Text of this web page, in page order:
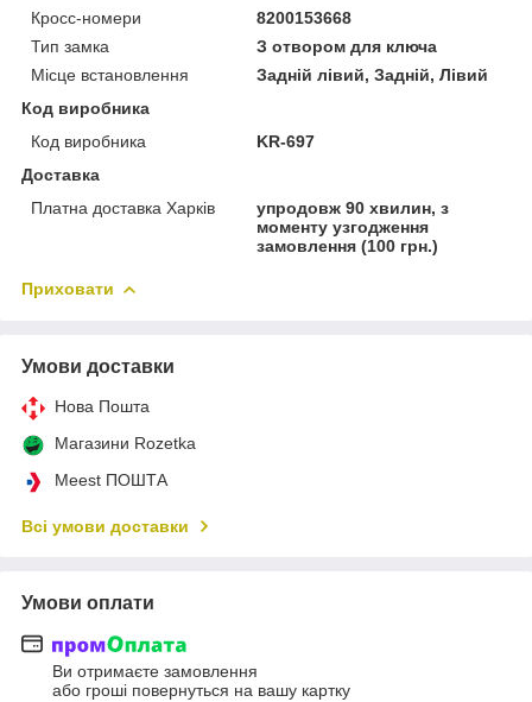
Кросс-номери
8200153668
Тип замка
З отвором для ключа
Місце встановлення
Задній лівий, Задній, Лівий
Код виробника
Код виробника
KR-697
Доставка
Платна доставка Харків
упродовж 90 хвилин, з
моменту узгодження
замовлення (100 грн.)
Приховати
Умови доставки
Нова Пошта
Магазини Rozetka
Meest ПОШТА
Всі умови доставки
Умови оплати
Ви отримаєте замовлення
або гроші повернуться на вашу картку